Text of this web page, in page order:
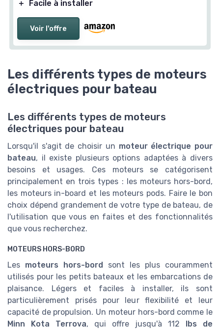
＋ Facile à installer
Voir l'offre
Les différents types de moteurs
électriques pour bateau
Les différents types de moteurs
électriques pour bateau
Lorsqu'il s'agit de choisir un moteur électrique pour
bateau, il existe plusieurs options adaptées à divers
besoins et usages. Ces moteurs se catégorisent
principalement en trois types : les moteurs hors-bord,
les moteurs in-board et les moteurs pods. Faire le bon
choix dépend grandement de votre type de bateau, de
l'utilisation que vous en faites et des fonctionnalités
que vous recherchez.
MOTEURS HORS-BORD
Les moteurs hors-bord
sont les plus couramment
utilisés pour les petits bateaux et les embarcations de
plaisance. Légers et faciles à installer, ils sont
particulièrement prisés pour leur flexibilité et leur
capacité de propulsion. Un moteur hors-bord comme le
Minn Kota Terrova, qui offre jusqu'à 112
lbs de